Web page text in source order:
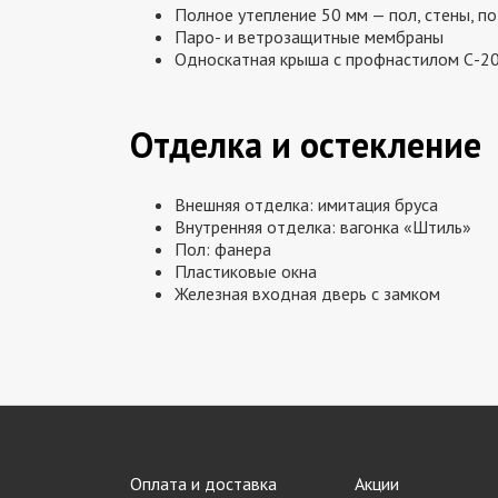
Полное утепление 50 мм — пол, стены,
Паро- и ветрозащитные мембраны
Односкатная крыша с профнастилом С-20
Отделка и остекление
Внешняя отделка: имитация бруса
Внутренняя отделка: вагонка «Штиль»
Пол: фанера
Пластиковые окна
Железная входная дверь с замком
Оплата и доставка
Акции